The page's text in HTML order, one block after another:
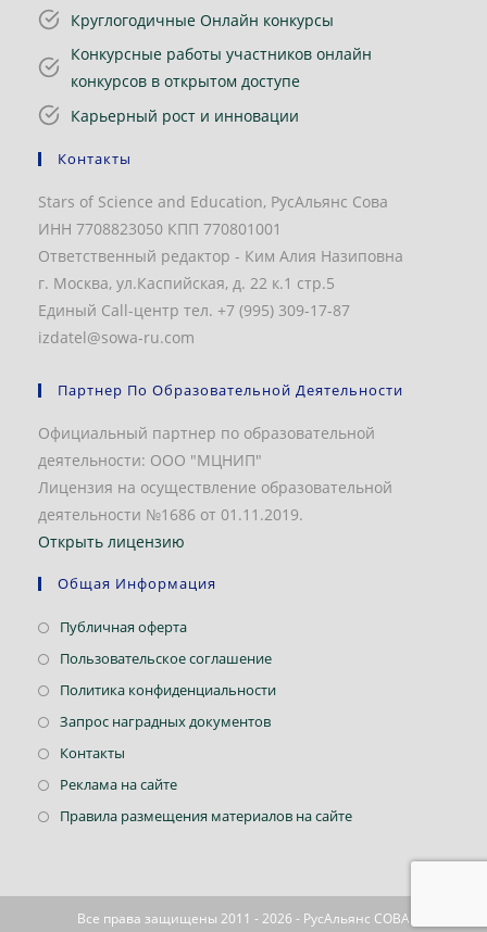
Круглогодичные Онлайн конкурсы
Конкурсные работы участников онлайн
конкурсов в открытом доступе
Карьерный рост и инновации
Контакты
Stars of Science and Education, РусАльянс Сова
ИНН 7708823050 КПП 770801001
Ответственный редактор - Ким Алия Назиповна
г. Москва, ул.Каспийская, д. 22 к.1 стр.5
Единый Call-центр тел. +7 (995) 309-17-87
izdatel@sowa-ru.com
Партнер По Образовательной Деятельности
Официальный партнер по образовательной
деятельности: ООО "МЦНИП"
Лицензия на осуществление образовательной
деятельности №1686 от 01.11.2019.
Открыть лицензию
Общая Информация
Публичная офертаОткроется
в
Пользовательское соглашениеОткроется
в
Политика конфиденциальностиОткроется
Запрос наградных документовОткроется
Контакты
в
Реклама на сайтеОткроется
в
Правила размещения материалов на сайтеОткроется
вкладке
Все права защищены 2011 - 2026 - РусАльянс СОВА